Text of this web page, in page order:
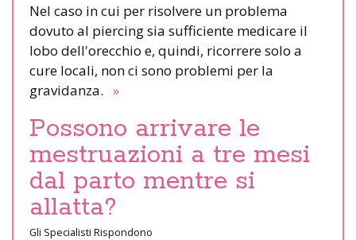
Nel caso in cui per risolvere un problema
dovuto al piercing sia sufficiente medicare il
lobo dell'orecchio e, quindi, ricorrere solo a
cure locali, non ci sono problemi per la
gravidanza. »
Possono arrivare le
mestruazioni a tre mesi
dal parto mentre si
allatta?
Gli Specialisti Rispondono